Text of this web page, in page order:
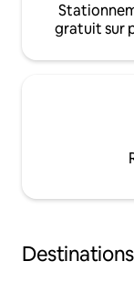
gratuit sur